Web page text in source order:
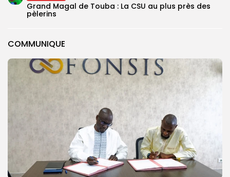
COMMUNIQUE
Grand Magal de Touba : La CSU au plus près des
pèlerins